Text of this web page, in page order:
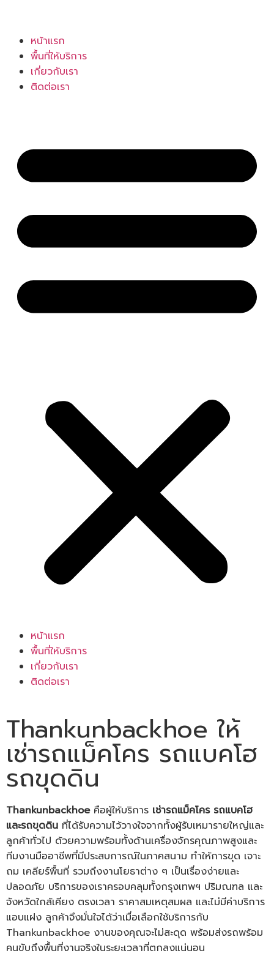
หน้าแรก
พื้นที่ให้บริการ
เกี่ยวกับเรา
ติดต่อเรา
หน้าแรก
พื้นที่ให้บริการ
เกี่ยวกับเรา
ติดต่อเรา
Thankunbackhoe ให้
เช่ารถแม็คโคร รถแบคโฮ
รถขุดดิน
Thankunbackhoeคือผู้ให้บริการ เช่ารถแม็คโคร รถแบคโฮ
และรถขุดดิน ที่ได้รับความไว้วางใจจากทั้งผู้รับเหมารายใหญ่และ
ลูกค้าทั่วไป ด้วยความพร้อมทั้งด้านเครื่องจักรคุณภาพสูงและ
ทีมงานมืออาชีพที่มีประสบการณ์ในภาคสนาม ทำให้การขุด เจาะ
ถม เคลียร์พื้นที่ รวมถึงงานโยธาต่าง ๆ เป็นเรื่องง่ายและ
ปลอดภัย บริการของเราครอบคลุมทั้งกรุงเทพฯ ปริมณฑล และ
จังหวัดใกล้เคียง ตรงเวลา ราคาสมเหตุสมผล และไม่มีค่าบริการ
แอบแฝง ลูกค้าจึงมั่นใจได้ว่าเมื่อเลือกใช้บริการกับ
Thankunbackhoe งานของคุณจะไม่สะดุด พร้อมส่งรถพร้อม
คนขับถึงพื้นที่งานจริงในระยะเวลาที่ตกลงแน่นอน